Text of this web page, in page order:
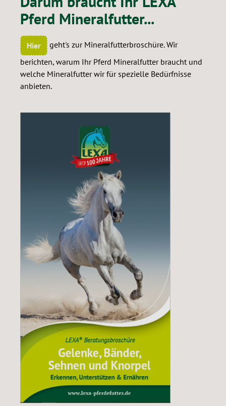
Pferd Mineralfutter...
Hier
geht's zur Mineralfutterbroschüre. Wir
berichten, warum Ihr Pferd Mineralfutter braucht und
welche Mineralfutter wir für spezielle Bedürfnisse
anbieten.